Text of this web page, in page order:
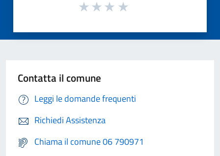
Contatta il comune
Leggi le domande frequenti
Richiedi Assistenza
Chiama il comune 06 790971